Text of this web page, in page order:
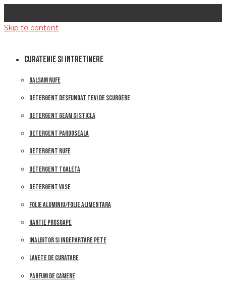
Skip to content
CURATENIE SI INTRETINERE
BALSAM RUFE
DETERGENT DESFUNDAT TEVI DE SCURGERE
DETERGENT GEAM SI STICLA
DETERGENT PARDOSEALA
DETERGENT RUFE
DETERGENT TOALETA
DETERGENT VASE
FOLIE ALUMINIU/FOLIE ALIMENTARA
HARTIE PROSOAPE
INALBITOR SI INDEPARTARE PETE
LAVETE DE CURATARE
PARFUM DE CAMERE